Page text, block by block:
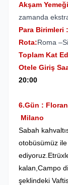
Akşam
zamanda
Para Birimleri :
Rota:Roma
Toplam Kat
Otele Giriş
20:00
6.Gün :
Milano
Sabah
otobüsümüz
kalan,Campo
şeklindeki